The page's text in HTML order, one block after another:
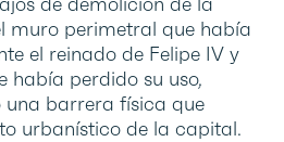
muro perimetral que había
el reinado de Felipe IV y
había perdido su uso,
barrera física que
urbanístico de la capital.